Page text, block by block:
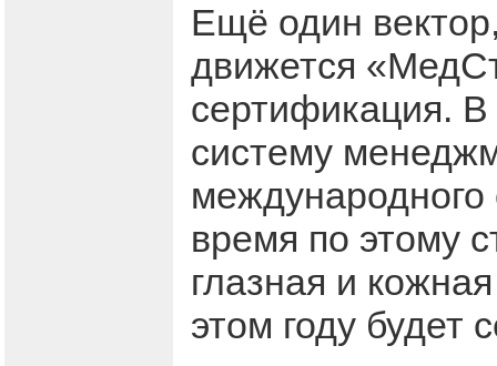
Ещё один
движется
сертификация. В
систему
время по этому
глазная и
этом году будет